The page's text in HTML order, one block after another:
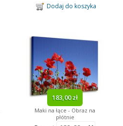
Dodaj do koszyka
183,00 zł
Maki na łące - Obraz na
płótnie